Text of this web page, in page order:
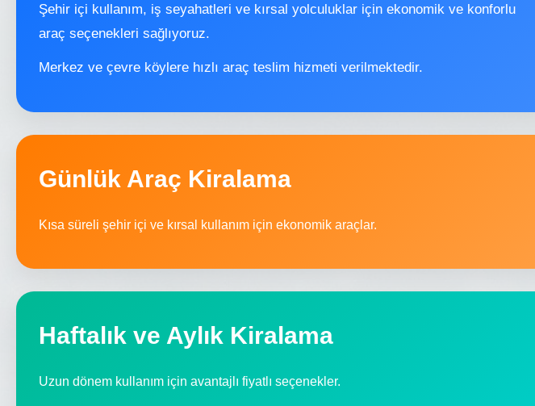
Şehir içi kullanım, iş seyahatleri ve kırsal yolculuklar için ekonomik ve konforlu
araç seçenekleri sağlıyoruz.
Merkez ve çevre köylere hızlı araç teslim hizmeti verilmektedir.
Günlük Araç Kiralama
Kısa süreli şehir içi ve kırsal kullanım için ekonomik araçlar.
Haftalık ve Aylık Kiralama
Uzun dönem kullanım için avantajlı fiyatlı seçenekler.